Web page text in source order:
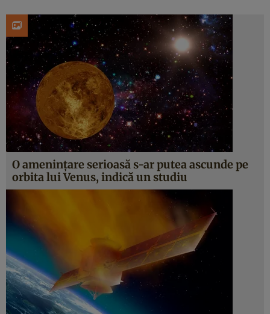
O amenințare serioasă s-ar putea ascunde pe
orbita lui Venus, indică un studiu